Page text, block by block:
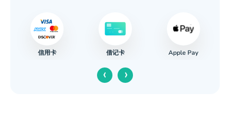
信用卡 借记卡 Apple Pay
‹ ›